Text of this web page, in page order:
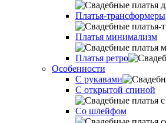
Платья-трансформеры
Платья минимализм
Платья ретро
Оcобенности
С рукавами
С открытой спиной
Со шлейфом